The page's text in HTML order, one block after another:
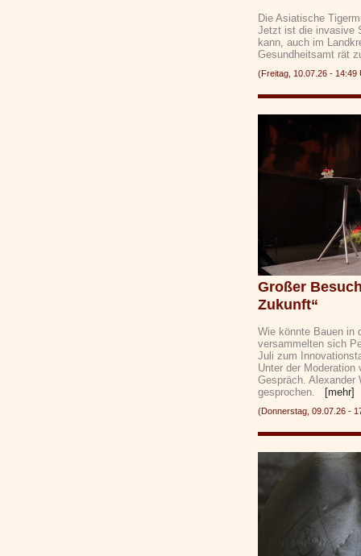
Die Asiatische
Jetzt ist die invasive
kann, auch im
Gesundheitsamt rät
(Freitag, 10.07.26 -
Großer
Zukunft“
Wie könnte Bauen in
versammelten sich
Juli zum
Unter der
Gespräch. Alexander
gesprochen.
[mehr]
(Donnerstag, 09.07.26 -